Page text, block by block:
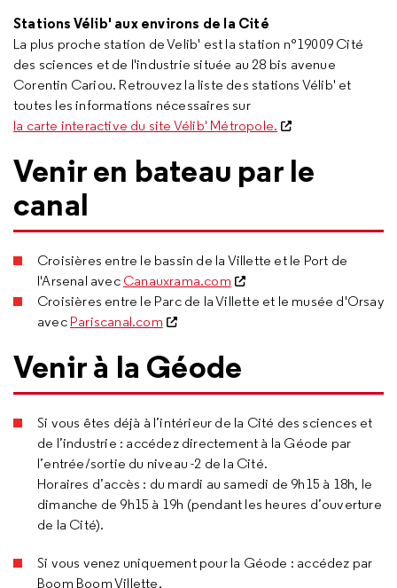
Stations Vélib' aux environs de la Cité
La plus proche station de Velib' est la station n°19009 Cité
des sciences et de l'industrie située au 28 bis avenue
Corentin Cariou. Retrouvez la liste des stations Vélib' et
toutes les informations nécessaires sur
la carte interactive du site Vélib' Métropole.
Venir en bateau par le
canal
Croisières entre le bassin de la Villette et le Port de
l'Arsenal avec Canauxrama.com
Croisières entre le Parc de la Villette et le musée d'Orsay
avec Pariscanal.com
Venir à la Géode
Si vous êtes déjà à l’intérieur de la Cité des sciences et
de l’industrie : accédez directement à la Géode par
l’entrée/sortie du niveau -2 de la Cité.
Horaires d’accès : du mardi au samedi de 9h15 à 18h, le
dimanche de 9h15 à 19h (pendant les heures d’ouverture
de la Cité).
Si vous venez uniquement pour la Géode : accédez par
Boom Boom Villette.